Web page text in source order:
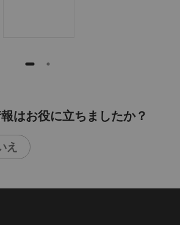
はお役に立ちましたか？
え